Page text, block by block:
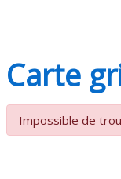
Carte
Impossible de